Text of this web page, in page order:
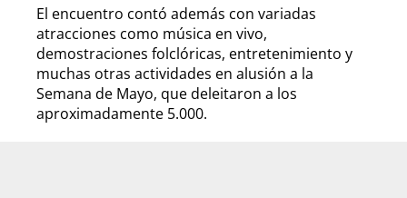
El encuentro contó además con variadas
atracciones como música en vivo,
demostraciones folclóricas, entretenimiento y
muchas otras actividades en alusión a la
Semana de Mayo, que deleitaron a los
aproximadamente 5.000.